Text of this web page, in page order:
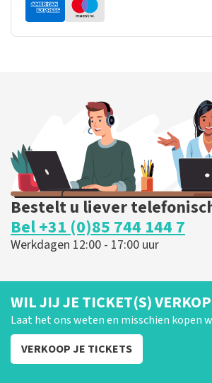
Bestelt u liever
Bel +31 (0)85 744 144 7
Werkdagen 12:00 - 17:00 uur
WIL JIJ JE TICKET(S)
Laat het ons weten en misschien kopen
VERKOOP JE TICKETS